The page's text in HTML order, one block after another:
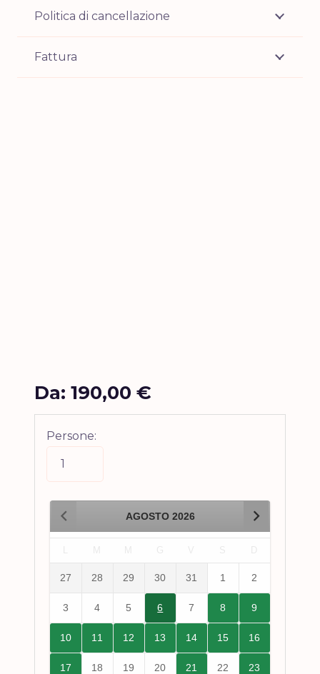
Politica di cancellazione
Fattura
Da: 190,00 €
Persone:
AGOSTO 2026
27 28 29 30 31 1 2
3 4 5 6 7 8 9
10 11 12 13 14 15 16
17 18 19 20 21 22 23